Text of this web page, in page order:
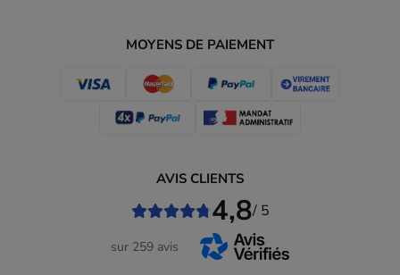
MOYENS DE PAIEMENT
AVIS CLIENTS
4,8/ 5
sur 259 avis